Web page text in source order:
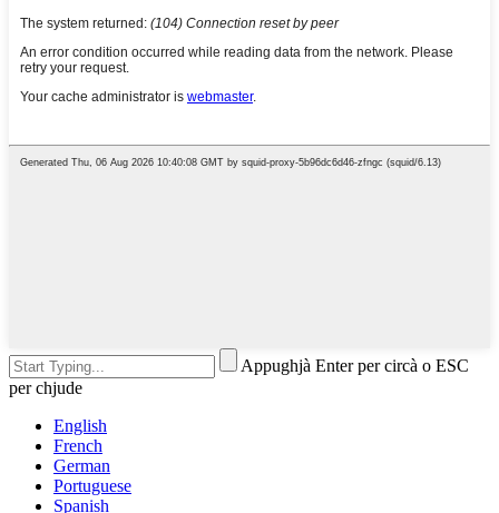
Appughjà Enter per circà o ESC
per chjude
English
French
German
Portuguese
Spanish